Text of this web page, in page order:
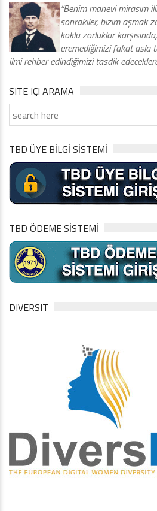
“Benim manevi mirasım
sonrakiler, bizim aşmak
köklü zorluklar
eremediğimizi fakat asla
ilmi rehber edindiğimizi tasdik
SITE IÇI ARAMA
TBD ÜYE BİLGİ SİSTEMİ
TBD ÖDEME SİSTEMİ
DIVERSIT